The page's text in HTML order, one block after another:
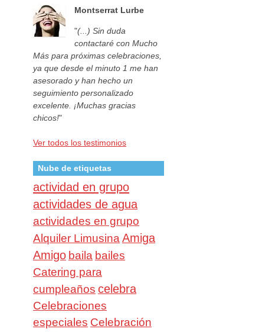
Montserrat Lurbe
"(...) Sin duda
contactaré con Mucho
Más para próximas celebraciones,
ya que desde el minuto 1 me han
asesorado y han hecho un
seguimiento personalizado
excelente. ¡Muchas gracias
chicos!"
Ver todos los testimonios
Nube de etiquetas
actividad en grupo
actividades de agua
actividades en grupo
Alquiler Limusina Amiga
Amigo baila bailes
Catering para
cumpleaños celebra
Celebraciones
especiales Celebración